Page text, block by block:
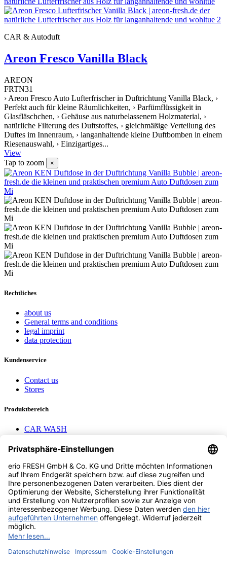
CAR & Autoduft
Areon Fresco Vanilla Black
AREON
FRTN31
› Areon Fresco Auto Lufterfrischer in Duftrichtung Vanilla Black, ›
Perfekt auch für kleine Räumlichkeiten, › Parfümflüssigkeit in
Glasfläschchen, › Gehäuse aus naturbelassenem Holzmaterial, ›
natürliche Filterung des Duftstoffes, › gleichmäßige Verteilung des
Duftes im Innenraum, › langanhaltende kleine Duftbomben in einem
Riesenauswahl, › Einzigartiges...
View
Tap to zoom
×
Rechtliches
about us
General terms and conditions
legal imprint
data protection
Kundenservice
Contact us
Stores
Produktbereich
CAR WASH
AEROTEC Compressors
Nayax Cashless
Contact us
erio FRESH GmbH & Co. KG
Stader Landstr. 7
28719 Bremen
+49 (0) 421 169 817 80